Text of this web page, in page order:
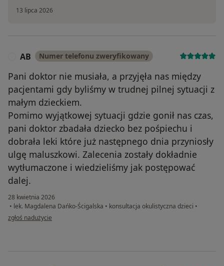
13 lipca 2026
AB Numer telefonu zweryfikowany
Pani doktor nie musiała, a przyjęła nas między
pacjentami gdy byliśmy w trudnej pilnej sytuacji z
małym dzieckiem.
Pomimo wyjątkowej sytuacji gdzie gonił nas czas,
pani doktor zbadała dziecko bez pośpiechu i
dobrała leki które już następnego dnia przyniosły
ulgę maluszkowi. Zalecenia zostały dokładnie
wytłumaczone i wiedzieliśmy jak postępować
dalej.
28 kwietnia 2026
• lek. Magdalena Dańko-Ścigalska • konsultacja okulistyczna dzieci •
w opinii użytkownika AB
zgłoś nadużycie